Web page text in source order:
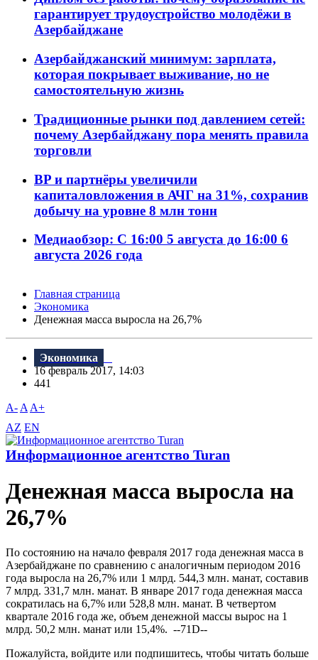
гарантирует трудоустройство молодёжи в
Азербайджане
Азербайджанский минимум: зарплата,
которая покрывает выживание, но не
самостоятельную жизнь
Традиционные рынки под давлением сетей:
почему Азербайджану пора менять правила
торговли
BP и партнёры увеличили
капиталовложения в АЧГ на 31%, сохранив
добычу на уровне 8 млн тонн
Медиаобзор: С 16:00 5 августа до 16:00 6
августа 2026 года
Главная страница
Экономика
Денежная масса выросла на 26,7%
Экономика
16 февраль 2017, 14:03
441
A- A A+
AZ EN
Информационное агентство Turan
Денежная масса выросла на
26,7%
По состоянию на начало февраля 2017 года денежная масса в
Азербайджане по сравнению с аналогичным периодом 2016
года выросла на 26,7% или 1 млрд. 544,3 млн. манат, составив
7 млрд. 331,7 млн. манат. В январе 2017 года денежная масса
сократилась на 6,7% или 528,8 млн. манат. В четвертом
квартале 2016 года же, объем денежной массы вырос на 1
млрд. 50,2 млн. манат или 15,4%. --71D--
Пожалуйста, войдите или подпишитесь, чтобы читать больше